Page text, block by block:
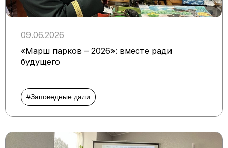
09.06.2026
«Марш парков – 2026»: вместе ради
будущего
#Заповедные дали